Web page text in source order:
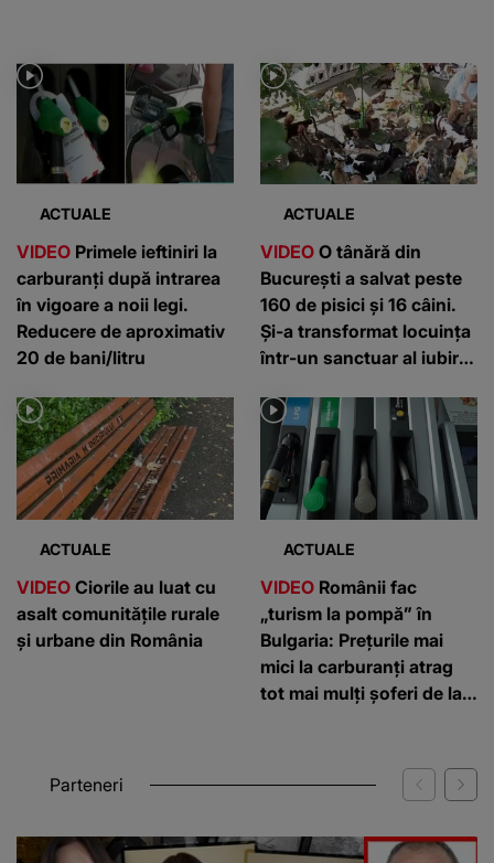
ACTUALE
VIDEO Primele ieftiniri la
carburanți după intrarea
în vigoare a noii legi.
Reducere de aproximativ
20 de bani/litru
ACTUALE
VIDEO O tânără din
București a salvat peste
160 de pisici și 16 câini.
Și-a transformat locuința
într-un sanctuar al iubirii
ACTUALE
VIDEO Ciorile au luat cu
asalt comunitățile rurale
și urbane din România
ACTUALE
VIDEO Românii fac
„turism la pompă” în
Bulgaria: Prețurile mai
mici la carburanți atrag
tot mai mulți șoferi de la
Parteneri